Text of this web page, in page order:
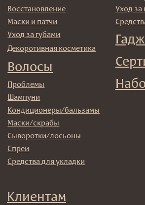
Отправляя адрес электронной почты вы соглашаетесь
с политикой в отношении обработки персональных
данных